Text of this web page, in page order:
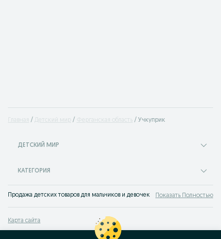
Главная Детский мир Ферганская область Учкуприк
ДЕТСКИЙ МИР
КАТЕГОРИЯ
Продажа детских товаров для мальчиков и девочек на доске объявлений
Показать Полностью
Карта сайта